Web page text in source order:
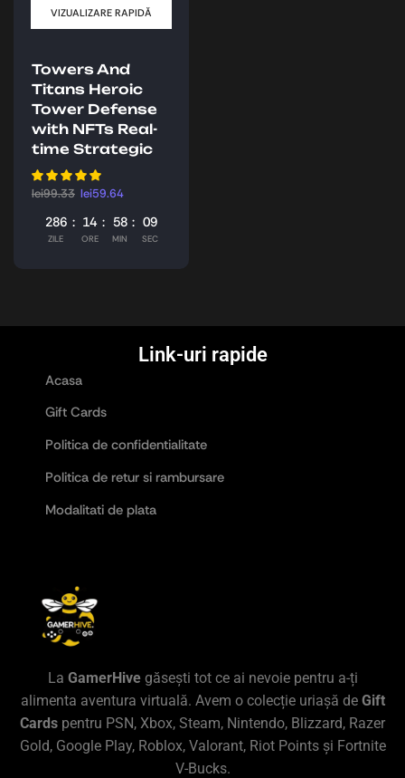
VIZUALIZARE RAPIDĂ
Towers And
Titans Heroic
Tower Defense
with NFTs Real-
time Strategic
lei99.33 lei59.64
286
ZILE
14
ORE
58
MIN
08
SEC
Link-uri rapide
Acasa
Gift Cards
Politica de confidentialitate
Politica de retur si rambursare
Modalitati de plata
La GamerHivegăsești tot ce ai nevoie pentru a-ți
alimenta aventura virtuală. Avem o colecție uriașă de Gift
Cards pentru PSN, Xbox, Steam, Nintendo, Blizzard, Razer
Gold, Google Play, Roblox, Valorant, Riot Points și Fortnite
V-Bucks.